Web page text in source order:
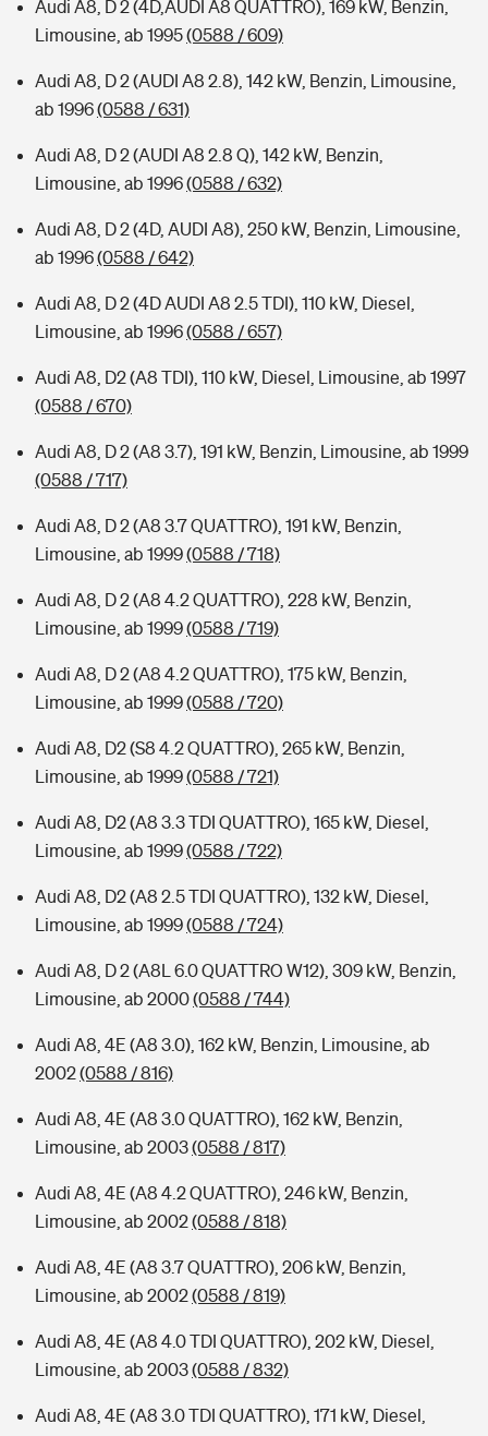
Audi A8, D 2 (4D,AUDI A8 QUATTRO), 169 kW, Benzin,
Limousine, ab 1995(0588 / 609)
Audi A8, D 2 (AUDI A8 2.8), 142 kW, Benzin, Limousine,
ab 1996(0588 / 631)
Audi A8, D 2 (AUDI A8 2.8 Q), 142 kW, Benzin,
Limousine, ab 1996(0588 / 632)
Audi A8, D 2 (4D, AUDI A8), 250 kW, Benzin, Limousine,
ab 1996(0588 / 642)
Audi A8, D 2 (4D AUDI A8 2.5 TDI), 110 kW, Diesel,
Limousine, ab 1996(0588 / 657)
Audi A8, D2 (A8 TDI), 110 kW, Diesel, Limousine, ab 1997
(0588 / 670)
Audi A8, D 2 (A8 3.7), 191 kW, Benzin, Limousine, ab 1999
(0588 / 717)
Audi A8, D 2 (A8 3.7 QUATTRO), 191 kW, Benzin,
Limousine, ab 1999(0588 / 718)
Audi A8, D 2 (A8 4.2 QUATTRO), 228 kW, Benzin,
Limousine, ab 1999(0588 / 719)
Audi A8, D 2 (A8 4.2 QUATTRO), 175 kW, Benzin,
Limousine, ab 1999(0588 / 720)
Audi A8, D2 (S8 4.2 QUATTRO), 265 kW, Benzin,
Limousine, ab 1999(0588 / 721)
Audi A8, D2 (A8 3.3 TDI QUATTRO), 165 kW, Diesel,
Limousine, ab 1999(0588 / 722)
Audi A8, D2 (A8 2.5 TDI QUATTRO), 132 kW, Diesel,
Limousine, ab 1999(0588 / 724)
Audi A8, D 2 (A8L 6.0 QUATTRO W12), 309 kW, Benzin,
Limousine, ab 2000(0588 / 744)
Audi A8, 4E (A8 3.0), 162 kW, Benzin, Limousine, ab
2002(0588 / 816)
Audi A8, 4E (A8 3.0 QUATTRO), 162 kW, Benzin,
Limousine, ab 2003(0588 / 817)
Audi A8, 4E (A8 4.2 QUATTRO), 246 kW, Benzin,
Limousine, ab 2002(0588 / 818)
Audi A8, 4E (A8 3.7 QUATTRO), 206 kW, Benzin,
Limousine, ab 2002(0588 / 819)
Audi A8, 4E (A8 4.0 TDI QUATTRO), 202 kW, Diesel,
Limousine, ab 2003(0588 / 832)
Audi A8, 4E (A8 3.0 TDI QUATTRO), 171 kW, Diesel,